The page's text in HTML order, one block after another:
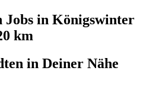
Jobs in Königswinter
km
in Deiner Nähe